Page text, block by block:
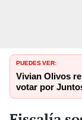
PUEDES VER:
Vivian Olivos
votar por